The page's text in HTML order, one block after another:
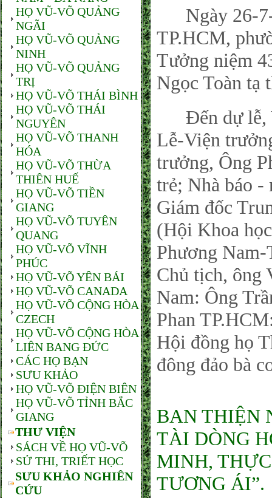
HỌ VŨ-VÕ QUẢNG
NGÃI
HỌ VŨ-VÕ QUẢNG
NINH
HỌ VŨ-VÕ QUẢNG
TRỊ
HỌ VŨ-VÕ THÁI BÌNH
HỌ VŨ-VÕ THÁI
NGUYÊN
HỌ VŨ-VÕ THANH
HÓA
HỌ VŨ-VÕ THỪA
THIÊN HUẾ
HỌ VŨ-VÕ TIỀN
GIANG
HỌ VŨ-VÕ TUYÊN
QUANG
HỌ VŨ-VÕ VĨNH
PHÚC
HỌ VŨ-VÕ YÊN BÁI
HỌ VŨ-VÕ CANADA
HỌ VŨ-VÕ CỘNG HÒA
CZECH
HỌ VŨ-VÕ CỘNG HÒA
LIÊN BANG ĐỨC
CÁC HỌ BẠN
SƯU KHẢO
HỌ VŨ-VÕ ĐIỆN BIÊN
HỌ VŨ-VÕ TỈNH BẮC
GIANG
THƯ VIỆN
SÁCH VỀ HỌ VŨ-VÕ
SỬ THI, TRIẾT HỌC
SƯU KHẢO NGHIÊN
CỨU
Ngày 26-7-
TP.HCM,
Tưởng niệm
Ngọc Toàn tạ
Đến dự lễ,
Lễ-Viện
trưởng, Ông
trẻ; Nhà báo -
Giám đốc
(Hội Khoa
Phương
Chủ tịch, ông
Nam: Ông
Phan
Hội đồng họ
đông đảo bà
BAN THIỆN
TÀI DÒNG
MINH,
TƯƠNG ÁI”.